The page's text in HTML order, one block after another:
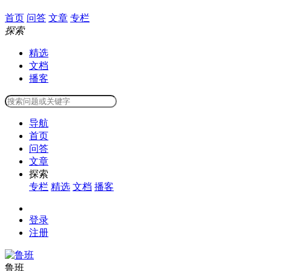
首页 问答 文章 专栏
探索
精选
文档
播客
导航
首页
问答
文章
探索
专栏 精选 文档 播客
登录
注册
鲁班